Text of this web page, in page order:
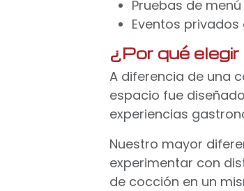
Pruebas de menú
Eventos
¿Por qué
A diferencia de una
espacio fue
experiencias
Nuestro mayor
experimentar con
de cocción en un